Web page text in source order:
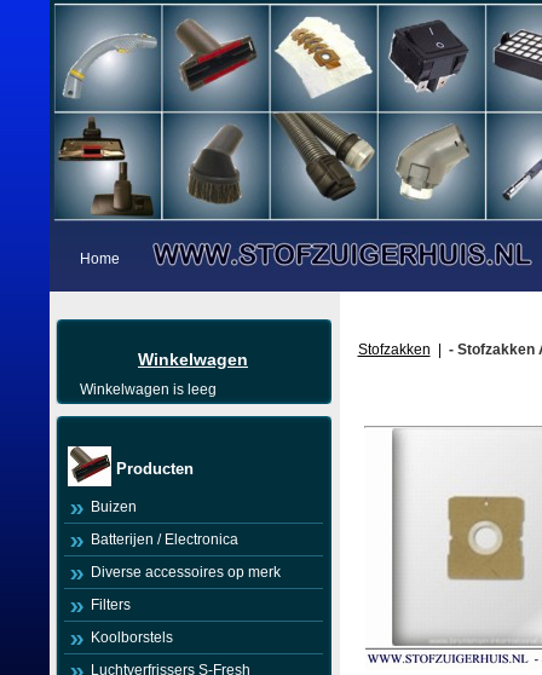
Home
Winkelwagen
Winkelwagen is leeg
Producten
Buizen
Batterijen / Electronica
Diverse accessoires op merk
Filters
Koolborstels
Luchtverfrissers S-Fresh
Stofzakken - Stofzakken